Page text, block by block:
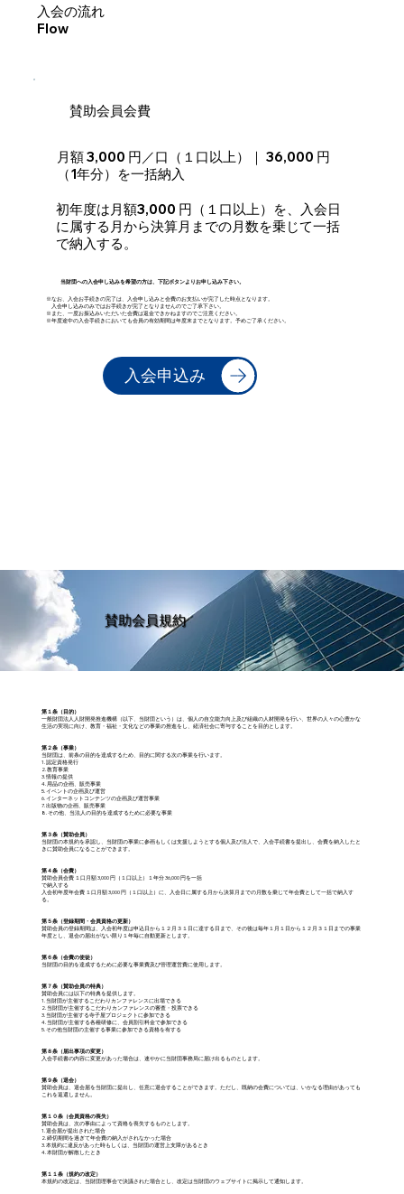
入会の流れ
Flow
賛助会員会費
月額 3,000 円／口（１口以上）｜ 36,000 円
（1年分）を一括納入
初年度は月額3,000 円（１口以上）を、入会日
に属する月から決算月までの月数を乗じて一括
で納入する。
当財団への入会申し込みを希望の方は、下記ボタンよりお申し込み下さい。
※なお、入会お手続きの完了は、入会申し込みと会費のお支払いが完了した時点となります。
入会申し込みのみではお手続きが完了となりませんのでご了承下さい。
※また、一度お振込みいただいた会費は返金できかねますのでご注意ください。
※年度途中の入会手続きにおいても会員の有効期間は年度末までとなります。予めご了承ください。
入会申込み
賛助会員規約
第１条（目的）
一般財団法人人財開発推進機構（以下、当財団という）は、個人の自立能力向上及び組織の人材開発を行い、世界の人々の心豊かな
生活の実現に向け、教育・福祉・文化などの事業の推進をし、経済社会に寄与することを目的とします。
第２条（事業）
当財団は、前条の目的を達成するため、目的に関する次の事業を行います。
1. 認定資格発行
2. 教育事業
3. 情報の提供
4. 用品の企画、販売事業
5. イベントの企画及び運営
6. インターネットコンテンツの企画及び運営事業
7. 出版物の企画、販売事業
8. その他、当法人の目的を達成するために必要な事業
第３条（賛助会員）
当財団の本規約を承認し、当財団の事業に参画もしくは支援しようとする個人及び法人で、入会手続書を提出し、会費を納入したと
きに賛助会員になることができます。
第４条（会費）
賛助会員会費 １口月額 3,000 円（１口以上）１年分 36,000 円を一括
で納入する
入会初年度年会費 １口月額 3,000 円（１口以上）に、入会日に属する月から決算月までの月数を乗じて年会費として一括で納入す
る。
第５条（登録期間・会員資格の更新）
賛助会員の登録期間は、入会初年度は申込日から１２月３１日に達する日まで、その後は毎年１月１日から１２月３１日までの事業
年度とし、退会の届出がない限り１年毎に自動更新とします。
第６条（会費の使徒）
当財団の目的を達成するために必要な事業費及び管理運営費に使用します。
第７条（賛助会員の特典）
賛助会員には以下の特典を提供します。
1. 当財団が主催するこだわりカンファレンスに出場できる
2. 当財団が主催するこだわりカンファレンスの審査・投票できる
3. 当財団が主催する寺子屋プロジェクトに参加できる
4. 当財団が主催する各種研修に、会員割引料金で参加できる
5. その他当財団の主催する事業に参加できる資格を有する
第８条（届出事項の変更）
入会手続書の内容に変更があった場合は、速やかに当財団事務局に届け出るものとします。
第９条（退会）
賛助会員は、退会届を当財団に提出し、任意に退会することができます。ただし、既納の会費については、いかなる理由があっても
これを返還しません。
第１０条（会員資格の喪失）
賛助会員は、次の事由によって資格を喪失するものとします。
1. 退会届が提出された場合
2. 締切期間を過ぎて年会費の納入がされなかった場合
3. 本規約に違反があった時もしくは、当財団の運営上支障があるとき
4. 本財団が解散したとき
第１１条（規約の改定）
本規約の改定は、当財団理事会で決議された場合とし、改定は当財団のウェブサイトに掲示して通知します。